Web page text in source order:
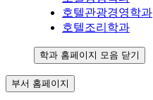
호텔관광경영학과
호텔조리학과
학과 홈페이지 모음 닫기
부서 홈페이지